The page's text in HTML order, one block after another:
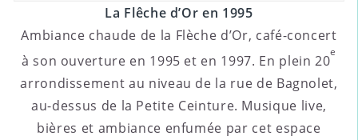
La Flêche d’Or en 1995
Ambiance chaude de la Flèche d’Or, café-concert
à son ouverture en 1995 et en 1997. En plein 20
e
arrondissement au niveau de la rue de Bagnolet,
au-dessus de la Petite Ceinture. Musique live,
bières et ambiance enfumée par cet espace